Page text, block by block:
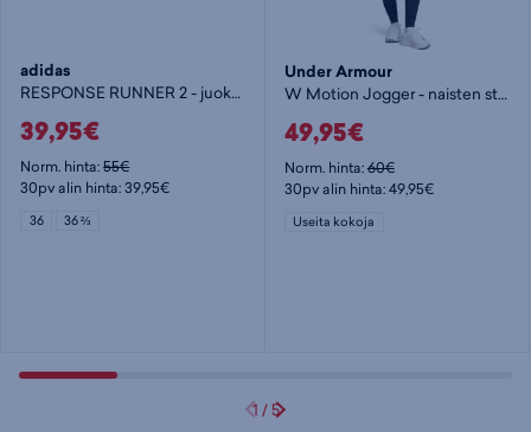
adidas
RESPONSE RUNNER 2 - juoksukengät
39,95€
Norm. hinta:55€
30pv alin hinta: 39,95€
36 36 ⅔
Under Armour
W Motion Jogger - naisten stretch-housut
49,95€
Norm. hinta:60€
30pv alin hinta: 49,95€
Useita kokoja
1 /5